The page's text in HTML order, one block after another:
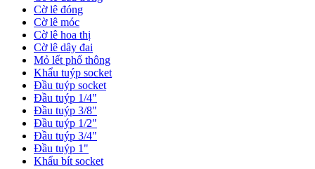
Cờ lê đóng
Cờ lê móc
Cờ lê hoa thị
Cờ lê dây đai
Mỏ lết phổ thông
Khẩu tuýp socket
Đầu tuýp socket
Đầu tuýp 1/4"
Đầu tuýp 3/8"
Đầu tuýp 1/2"
Đầu tuýp 3/4"
Đầu tuýp 1"
Khẩu bít socket